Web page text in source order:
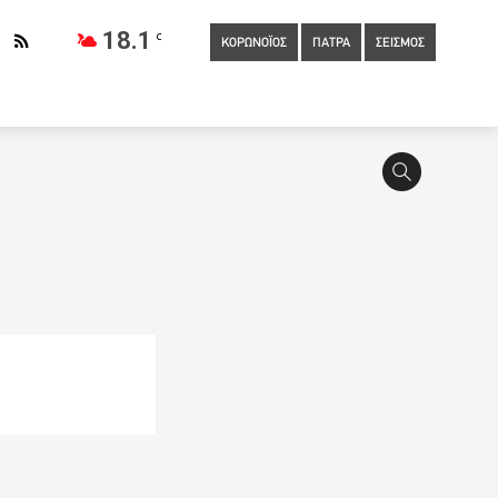
18.1 C
ΚΟΡΩΝΟΪΟΣ ΠΑΤΡΑ ΣΕΙΣΜΟΣ
Γεννηματά: Πρόταση
«Μπλόκο» σε πάνω από 40 κιλά κάνναβης